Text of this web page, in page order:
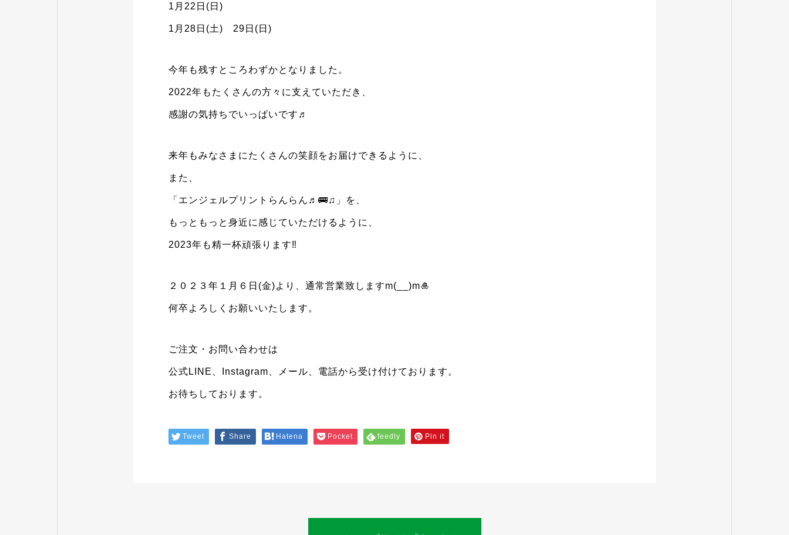
1月22日(日)
1月28日(土) 29日(日)
今年も残すところわずかとなりました。
2022年もたくさんの方々に支えていただき、
感謝の気持ちでいっぱいです♬
来年もみなさまにたくさんの笑顔をお届けできるように、
また、
「エンジェルプリントらんらん♬🚌♫」を、
もっともっと身近に感じていただけるように、
2023年も精一杯頑張ります‼
２０２３年１月６日(金)より、通常営業致しますm(__)m🎍
何卒よろしくお願いいたします。
ご注文・お問い合わせは
公式LINE、Instagram、メール、電話から受け付けております。
お待ちしております。
Tweet Share Hatena Pocket feedly Pin it